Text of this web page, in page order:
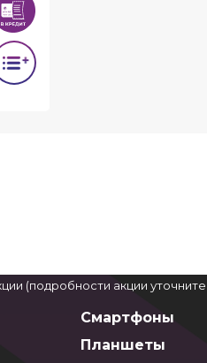
(подробности акции
Смартфоны
Планшеты